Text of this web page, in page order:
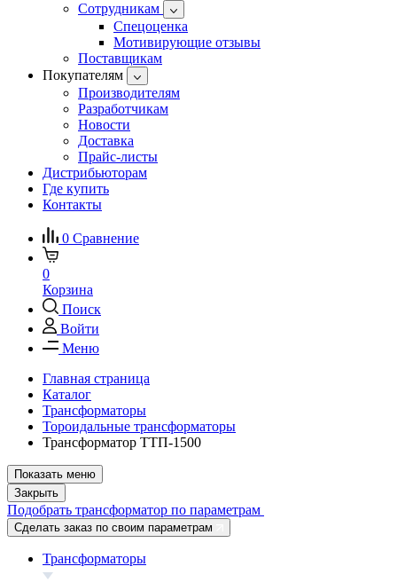
Сотрудникам
Спецоценка
Мотивирующие отзывы
Поставщикам
Покупателям
Производителям
Разработчикам
Новости
Доставка
Прайс-листы
Дистрибьюторам
Где купить
Контакты
0 Сравнение
0
Корзина
Поиск
Войти
Меню
Главная страница
Каталог
Трансформаторы
Тороидальные трансформаторы
Трансформатор ТТП-1500
Показать меню
Закрыть
Подобрать трансформатор по параметрам
Сделать заказ по своим параметрам
Трансформаторы